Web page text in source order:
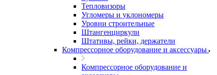
Тепловизоры
Угломеры и уклономеры
Уровни строительные
Штангенциркули
Штативы, рейки, держатели
Компрессорное оборудование и аксессуары
Компрессорное оборудование и